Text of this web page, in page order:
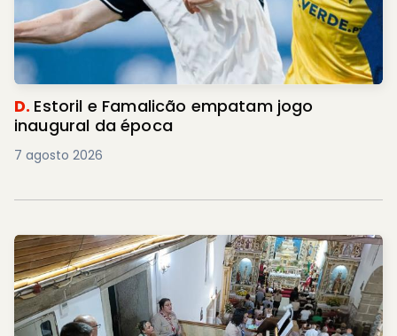
D. Estoril e Famalicão empatam jogo
inaugural da época
7 agosto 2026